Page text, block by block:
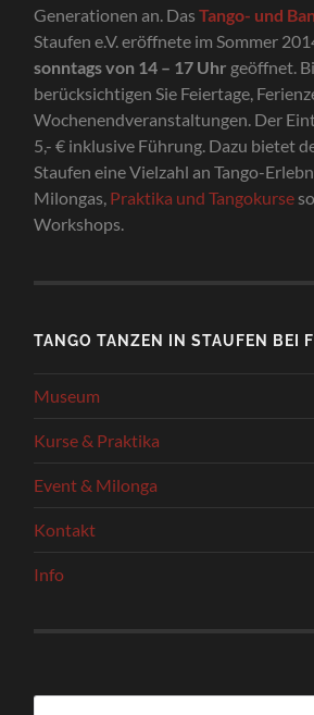
Generationen an. DasTango- und
Staufen e.V. eröffnete im Sommer
sonntags von 14 – 17 Uhr geöffnet.
berücksichtigen Sie Feiertage,
Wochenendveranstaltungen. Der
5,- € inklusive Führung. Dazu bietet
Staufen eine Vielzahl an Tango-
Milongas, Praktika und Tangokurse
Workshops.
TANGO TANZEN IN STAUFEN BEI
Museum
Kurse & Praktika
Event & Milonga
Kontakt
Info